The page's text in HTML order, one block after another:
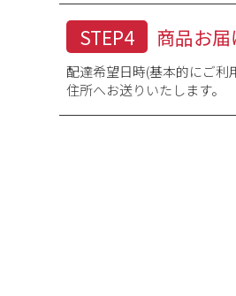
STEP4 商品お届
配達希望日時(基本的にご利
住所へお送りいたします。